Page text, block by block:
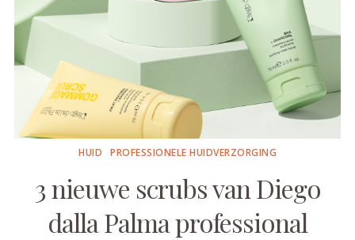
HUID PROFESSIONELE HUIDVERZORGING
3 nieuwe scrubs van Diego
dalla Palma professional